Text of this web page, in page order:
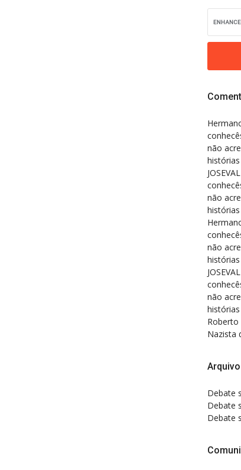
não
não
não
não
Nazista
Arquivo
Debate
Debate
Debate